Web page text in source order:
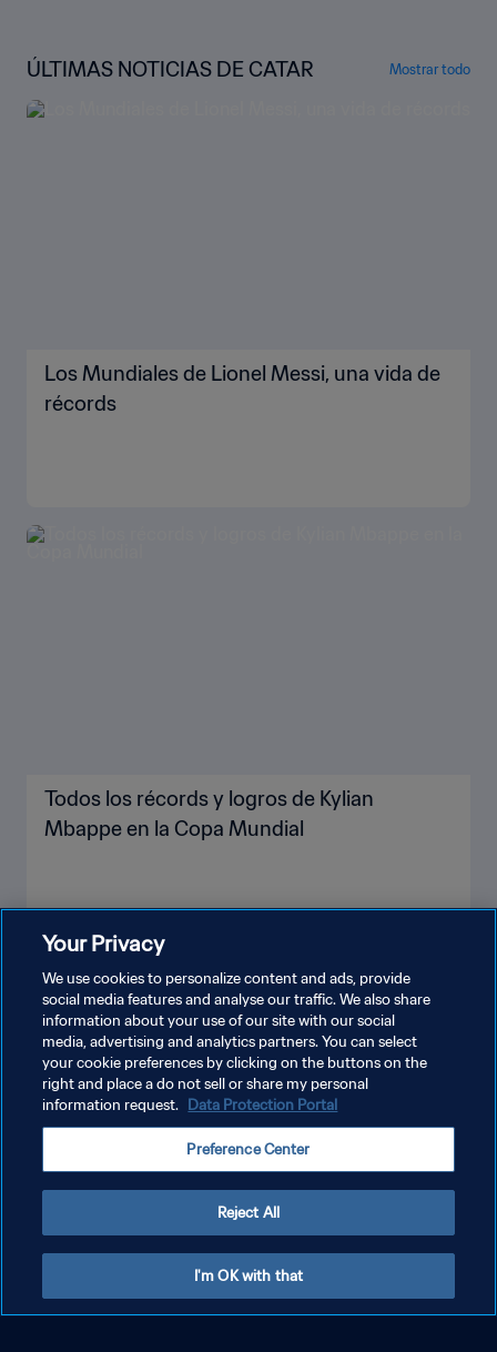
ÚLTIMAS NOTICIAS DE CATAR Mostrar todo
Los Mundiales de Lionel Messi, una vida de
récords
Todos los récords y logros de Kylian
Mbappe en la Copa Mundial
VER MÁS
TÉRMINOS DE SERVICIO
Your Privacy
We use cookies to personalize content and ads, provide
social media features and analyse our traffic. We also share
information about your use of our site with our social
media, advertising and analytics partners. You can select
your cookie preferences by clicking on the buttons on the
right and place a do not sell or share my personal
information request. Data Protection Portal
Preference Center
Reject All
I'm OK with that